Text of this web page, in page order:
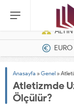
Dizel
ALTIN
EURO
Anasayfa »Genel »
Atletizmde
Ölçülür?